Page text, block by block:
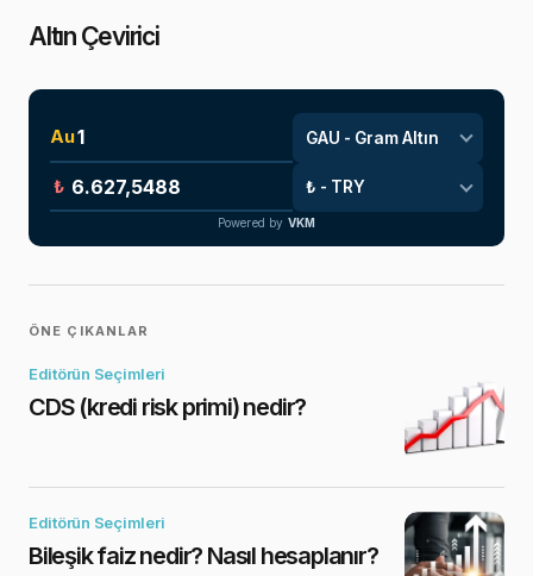
Altın Çevirici
Au
₺
Powered by VKM
ÖNE ÇIKANLAR
Editörün Seçimleri
CDS (kredi risk primi) nedir?
Editörün Seçimleri
Bileşik faiz nedir? Nasıl hesaplanır?